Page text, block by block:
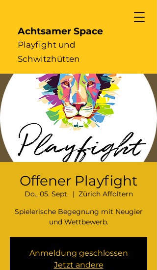
Achtsamer Space
Playfight und
Schwitzhütten
Offener Playfight
Do., 05. Sept.
  |
Zürich Affoltern
Spielerische Begegnung mit Neugier
und Wettbewerb.
Anmeldung geschlossen
Jetzt andere